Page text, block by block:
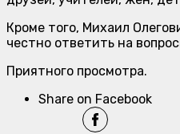
Кроме того, Михаил
честно ответить на
Приятного просмотра.
Share on Facebook